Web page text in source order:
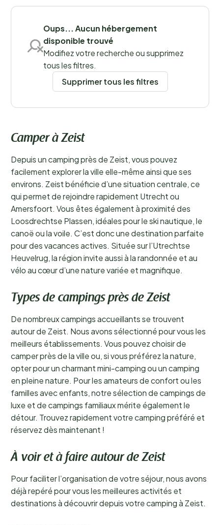
Sauvegarder les filtres
Oups... Aucun hébergement
disponible trouvé
Modifiez votre recherche ou supprimez
tous les filtres.
Supprimer tous les filtres
Camper à Zeist
Depuis un camping près de Zeist, vous pouvez
facilement explorer la ville elle-même ainsi que ses
environs. Zeist bénéficie d’une situation centrale, ce
qui permet de rejoindre rapidement Utrecht ou
Amersfoort. Vous êtes également à proximité des
Loosdrechtse Plassen, idéales pour le ski nautique, le
canoë ou la voile. C’est donc une destination parfaite
pour des vacances actives. Située sur l’Utrechtse
Heuvelrug, la région invite aussi à la randonnée et au
vélo au cœur d’une nature variée et magnifique.
Types de campings près de Zeist
De nombreux campings accueillants se trouvent
autour de Zeist. Nous avons sélectionné pour vous les
meilleurs établissements. Vous pouvez choisir de
camper près de la ville ou, si vous préférez la nature,
opter pour un charmant mini-camping ou un camping
en pleine nature. Pour les amateurs de confort ou les
familles avec enfants, notre sélection de campings de
luxe et de campings familiaux mérite également le
détour. Trouvez rapidement votre camping préféré et
réservez dès maintenant !
À voir et à faire autour de Zeist
Pour faciliter l’organisation de votre séjour, nous avons
déjà repéré pour vous les meilleures activités et
destinations à découvrir depuis votre camping à Zeist.